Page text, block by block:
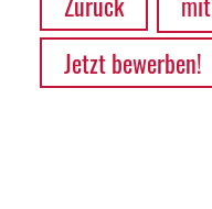
Jetzt bewerben!